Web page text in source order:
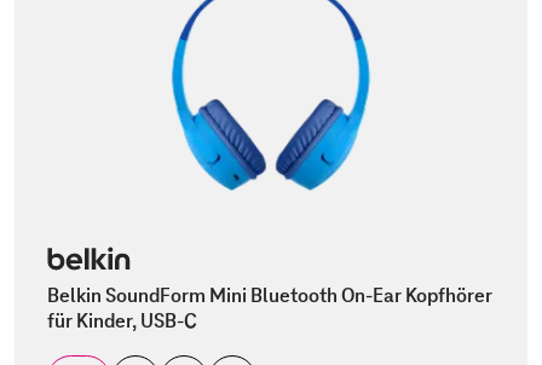
Belkin SoundForm Mini Bluetooth On-Ear Kopfhörer
für Kinder, USB-C